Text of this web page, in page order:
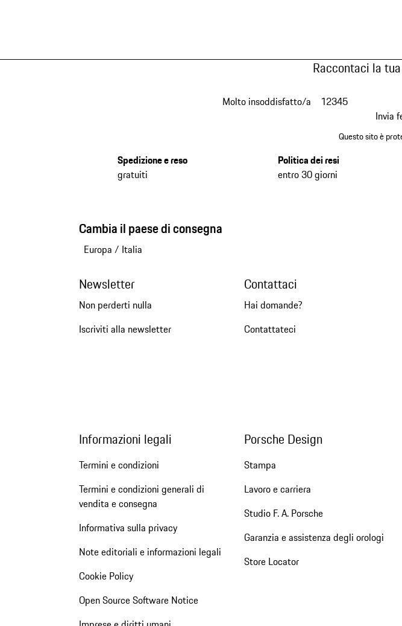
Raccontaci la
Molto insoddisfatto/a 12345
Invia
Questo sito è
Spedizione e reso
gratuiti
Politica dei resi
entro 30 giorni
Cambia il paese di consegna
Europa / Italia
Newsletter
Non perderti nulla
Iscriviti alla newsletter
Contattaci
Hai domande?
Contattateci
Informazioni legali
Termini e condizioni
Termini e condizioni generali di
vendita e consegna
Informativa sulla privacy
Note editoriali e informazioni legali
Cookie Policy
Open Source Software Notice
Porsche Design
Stampa
Lavoro e carriera
Studio F. A. Porsche
Garanzia e assistenza degli orologi
Store Locator